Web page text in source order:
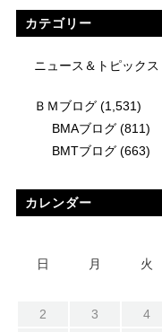
カテゴリー
ニュース＆トピックス
ＢＭブログ(1,531)
BMAブログ(811)
BMTブログ(663)
カレンダー
日
月 火
2
3 4